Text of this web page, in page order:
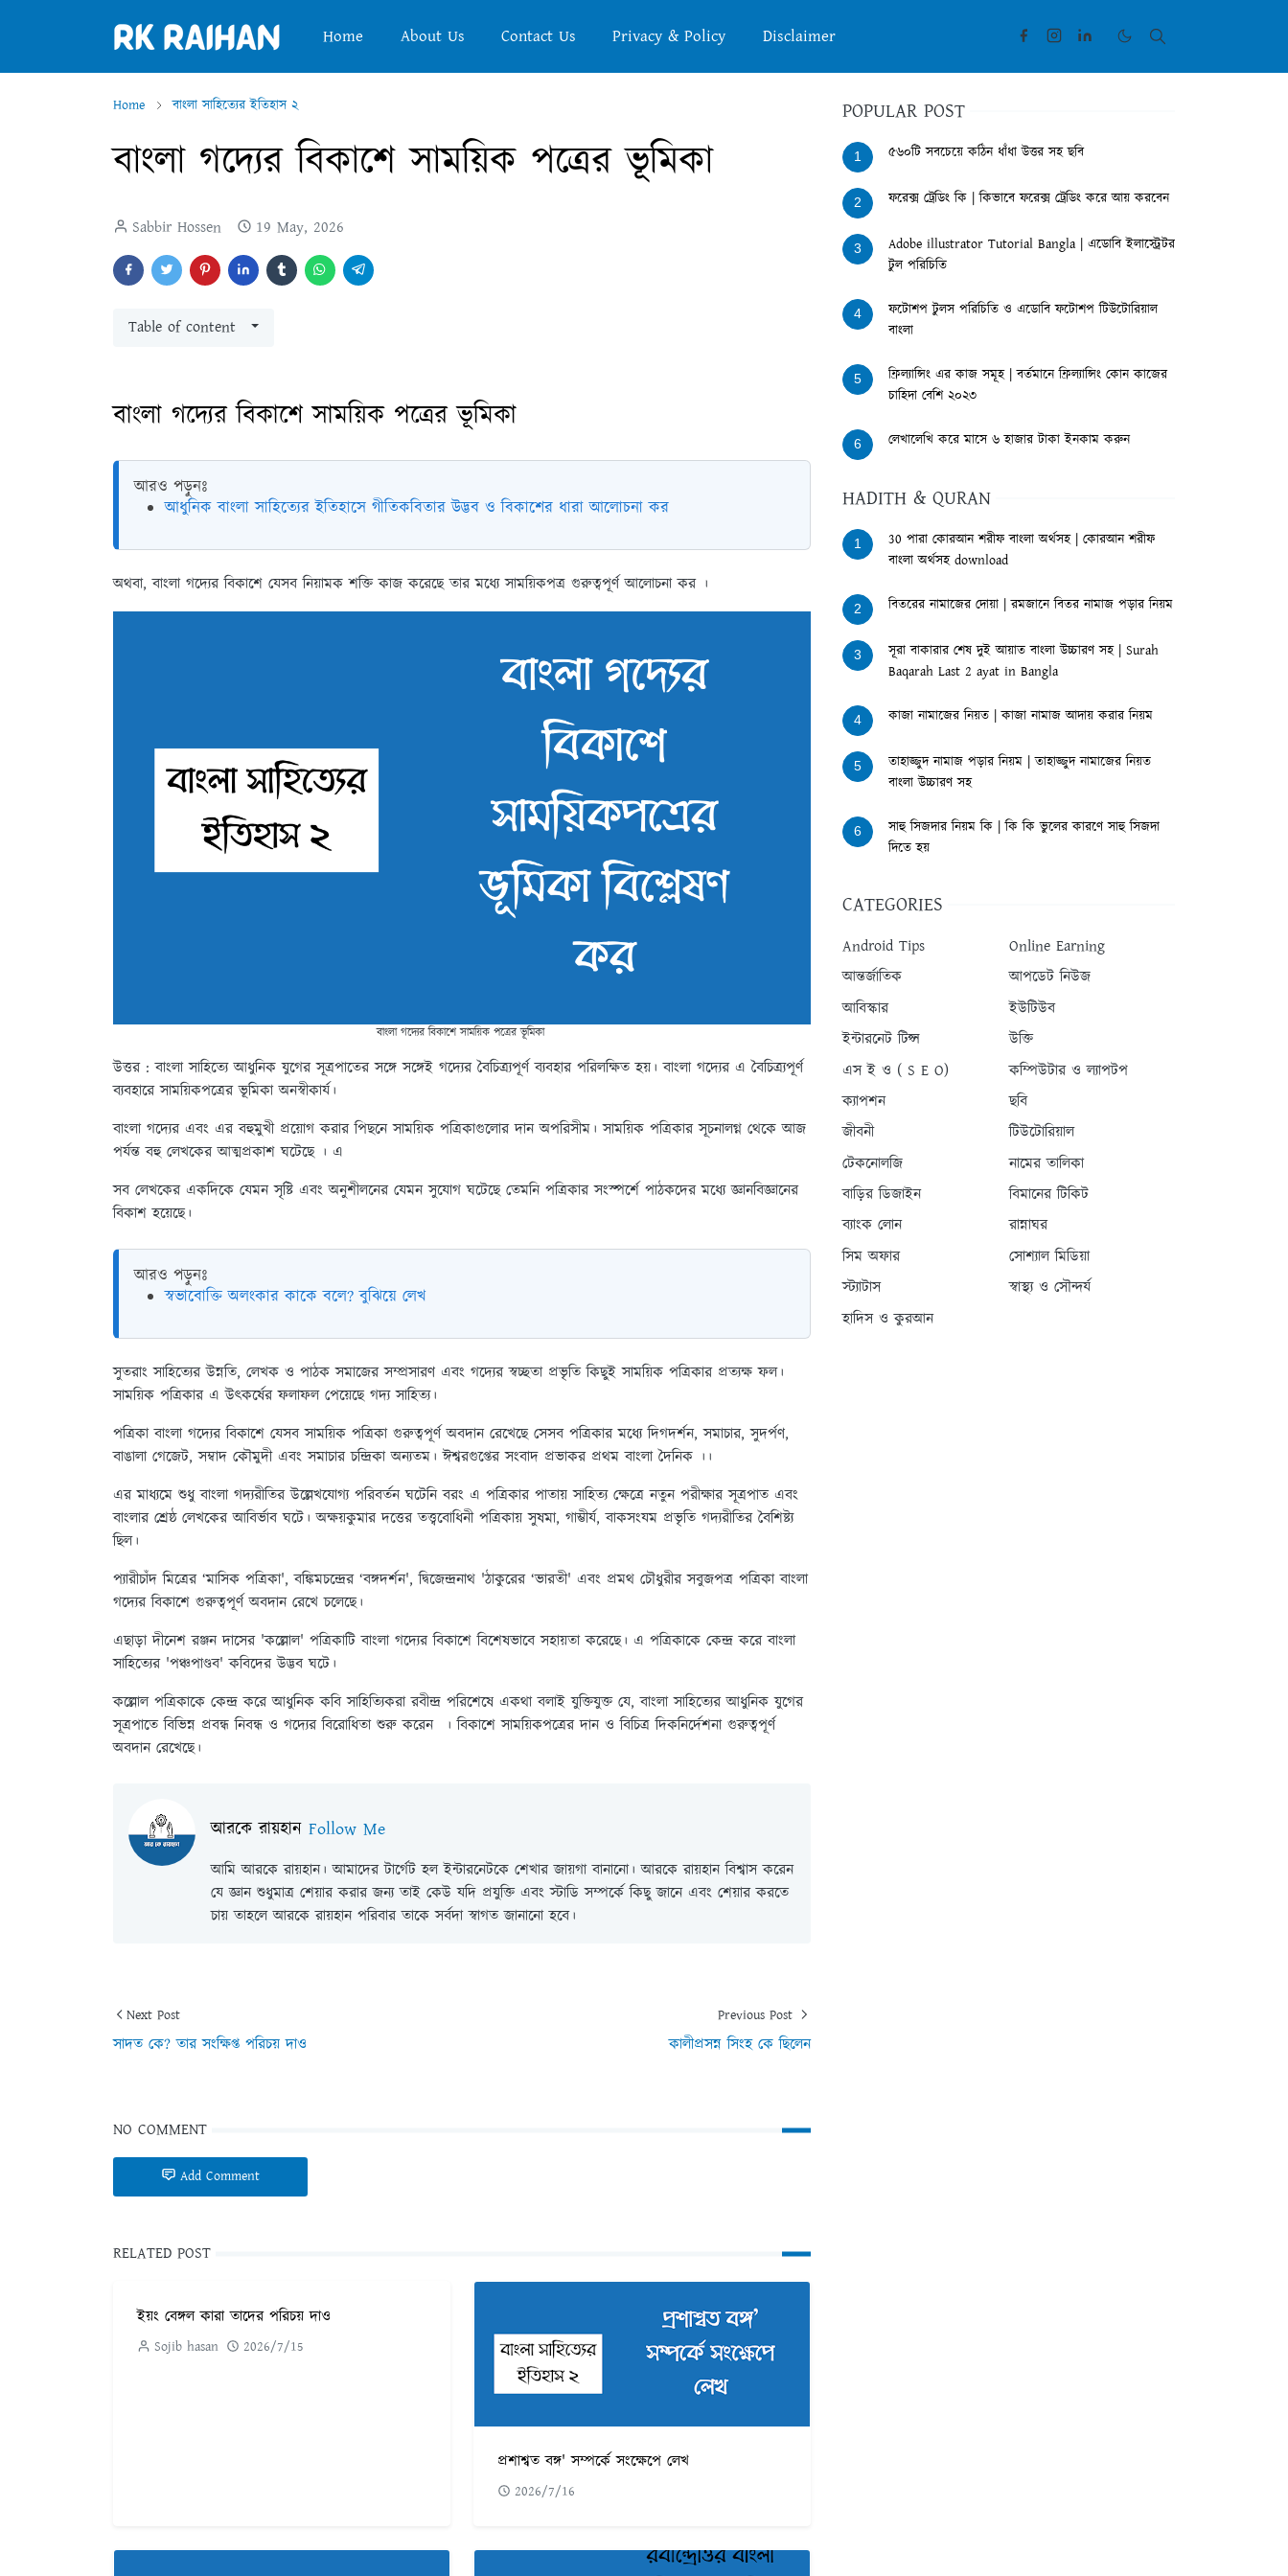
Home About Us Contact Us Privacy & Policy Disclaimer
Home বাংলা সাহিত্যের ইতিহাস ২
বাংলা গদ্যের বিকাশে সাময়িক পত্রের ভূমিকা
Sabbir Hossen 19 May, 2026
Table of content
বাংলা গদ্যের বিকাশে সাময়িক পত্রের ভূমিকা
আরও পড়ুনঃ
আধুনিক বাংলা সাহিত্যের ইতিহাসে গীতিকবিতার উদ্ভব ও বিকাশের ধারা আলোচনা কর
অথবা, বাংলা গদ্যের বিকাশে যেসব নিয়ামক শক্তি কাজ করেছে তার মধ্যে সাময়িকপত্ৰ গুরুত্বপূর্ণ আলোচনা কর ।
বাংলা গদ্যের বিকাশে সাময়িক পত্রের ভূমিকা
উত্তর :বাংলা সাহিত্যে আধুনিক যুগের সূত্রপাতের সঙ্গে সঙ্গেই গদ্যের বৈচিত্র্যপূর্ণ ব্যবহার পরিলক্ষিত হয়। বাংলা গদ্যের এ বৈচিত্র্যপূর্ণ
ব্যবহারে সাময়িকপত্রের ভূমিকা অনস্বীকার্য।
বাংলা গদ্যের এবং এর বহুমুখী প্রয়োগ করার পিছনে সাময়িক পত্রিকাগুলোর দান অপরিসীম। সাময়িক পত্রিকার সূচনালগ্ন থেকে আজ
পর্যন্ত বহু লেখকের আত্মপ্রকাশ ঘটেছে । এ
সব লেখকের একদিকে যেমন সৃষ্টি এবং অনুশীলনের যেমন সুযোগ ঘটেছে তেমনি পত্রিকার সংস্পর্শে পাঠকদের মধ্যে জ্ঞানবিজ্ঞানের
বিকাশ হয়েছে।
আরও পড়ুনঃ
স্বভাবোক্তি অলংকার কাকে বলে? বুঝিয়ে লেখ
সুতরাং সাহিত্যের উন্নতি, লেখক ও পাঠক সমাজের সম্প্রসারণ এবং গদ্যের স্বচ্ছতা প্রভৃতি কিছুই সাময়িক পত্রিকার প্রত্যক্ষ ফল।
সাময়িক পত্রিকার এ উৎকর্ষের ফলাফল পেয়েছে গদ্য সাহিত্য।
পত্রিকা বাংলা গদ্যের বিকাশে যেসব সাময়িক পত্রিকা গুরুত্বপূর্ণ অবদান রেখেছে সেসব পত্রিকার মধ্যে দিগদর্শন, সমাচার, সুদর্পণ,
বাঙালা গেজেট, সম্বাদ কৌমুদী এবং সমাচার চন্দ্রিকা অন্যতম। ঈশ্বরগুপ্তের সংবাদ প্রভাকর প্রথম বাংলা দৈনিক ।।
এর মাধ্যমে শুধু বাংলা গদ্যরীতির উল্লেখযোগ্য পরিবর্তন ঘটেনি বরং এ পত্রিকার পাতায় সাহিত্য ক্ষেত্রে নতুন পরীক্ষার সূত্রপাত এবং
বাংলার শ্রেষ্ঠ লেখকের আবির্ভাব ঘটে। অক্ষয়কুমার দত্তের তত্ত্ববোধিনী পত্রিকায় সুষমা, গাম্ভীর্য, বাকসংযম প্রভৃতি গদ্যরীতির বৈশিষ্ট্য
ছিল।
প্যারীচাঁদ মিত্রের ‘মাসিক পত্রিকা', বঙ্কিমচন্দ্রের ‘বঙ্গদর্শন', দ্বিজেন্দ্রনাথ 'ঠাকুরের ‘ভারতী' এবং প্রমথ চৌধুরীর সবুজপত্র পত্রিকা বাংলা
গদ্যের বিকাশে গুরুত্বপূর্ণ অবদান রেখে চলেছে।
এছাড়া দীনেশ রঞ্জন দাসের 'কল্লোল' পত্রিকাটি বাংলা গদ্যের বিকাশে বিশেষভাবে সহায়তা করেছে। এ পত্রিকাকে কেন্দ্র করে বাংলা
সাহিত্যের 'পঞ্চপাণ্ডব' কবিদের উদ্ভব ঘটে।
কল্লোল পত্রিকাকে কেন্দ্র করে আধুনিক কবি সাহিত্যিকরা রবীন্দ্র পরিশেষে একথা বলাই যুক্তিযুক্ত যে, বাংলা সাহিত্যের আধুনিক যুগের
সূত্রপাতে বিভিন্ন প্রবন্ধ নিবন্ধ ও গদ্যের বিরোধিতা শুরু করেন । বিকাশে সাময়িকপত্রের দান ও বিচিত্র দিকনির্দেশনা গুরুত্বপূর্ণ
অবদান রেখেছে।
আরকে রায়হান Follow Me
আমি আরকে রায়হান। আমাদের টার্গেট হল ইন্টারনেটকে শেখার জায়গা বানানো। আরকে রায়হান বিশ্বাস করেন
যে জ্ঞান শুধুমাত্র শেয়ার করার জন্য তাই কেউ যদি প্রযুক্তি এবং স্টাডি সম্পর্কে কিছু জানে এবং শেয়ার করতে
চায় তাহলে আরকে রায়হান পরিবার তাকে সর্বদা স্বাগত জানানো হবে।
Next Post
সাদত কে? তার সংক্ষিপ্ত পরিচয় দাও
Previous Post
কালীপ্রসন্ন সিংহ কে ছিলেন
NO COMMENT
Add Comment
RELATED POST
ইয়ং বেঙ্গল কারা তাদের পরিচয় দাও
Sojib hasan 2026/7/15
প্রশাশ্বত বঙ্গ' সম্পর্কে সংক্ষেপে লেখ
2026/7/16
POPULAR POST
1 ৫৬০টি সবচেয়ে কঠিন ধাঁধা উত্তর সহ ছবি
2 ফরেক্স ট্রেডিং কি | কিভাবে ফরেক্স ট্রেডিং করে আয় করবেন
3
Adobe illustrator Tutorial Bangla | এডোবি ইলাস্ট্রেটর
টুল পরিচিতি
4
ফটোশপ টুলস পরিচিতি ও এডোবি ফটোশপ টিউটোরিয়াল
বাংলা
5
ফ্রিল্যান্সিং এর কাজ সমূহ | বর্তমানে ফ্রিল্যান্সিং কোন কাজের
চাহিদা বেশি ২০২৩
6 লেখালেখি করে মাসে ৬ হাজার টাকা ইনকাম করুন
HADITH & QURAN
1
30 পারা কোরআন শরীফ বাংলা অর্থসহ | কোরআন শরীফ
বাংলা অর্থসহ download
2 বিতরের নামাজের দোয়া | রমজানে বিতর নামাজ পড়ার নিয়ম
3
সূরা বাকারার শেষ দুই আয়াত বাংলা উচ্চারণ সহ | Surah
Baqarah Last 2 ayat in Bangla
4 কাজা নামাজের নিয়ত | কাজা নামাজ আদায় করার নিয়ম
5
তাহাজ্জুদ নামাজ পড়ার নিয়ম | তাহাজ্জুদ নামাজের নিয়ত
বাংলা উচ্চারণ সহ
6
সাহু সিজদার নিয়ম কি | কি কি ভুলের কারণে সাহু সিজদা
দিতে হয়
CATEGORIES
Android Tips
Online Earning
আন্তর্জাতিক
আপডেট নিউজ
আবিস্কার
ইউটিউব
ইন্টারনেট টিপ্স
উক্তি
এস ই ও ( S E O)
কম্পিউটার ও ল্যাপটপ
ক্যাপশন
ছবি
জীবনী
টিউটোরিয়াল
টেকনোলজি
নামের তালিকা
বাড়ির ডিজাইন
বিমানের টিকিট
ব্যাংক লোন
রান্নাঘর
সিম অফার
সোশ্যাল মিডিয়া
স্ট্যাটাস
স্বাস্থ্য ও সৌন্দর্য
হাদিস ও কুরআন